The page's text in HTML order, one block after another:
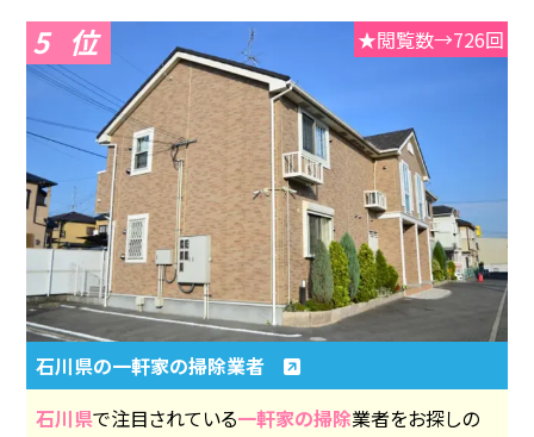
5 ★閲覧数→726回
石川県の一軒家の掃除業者
石川県で注目されている一軒家の掃除業者をお探しの